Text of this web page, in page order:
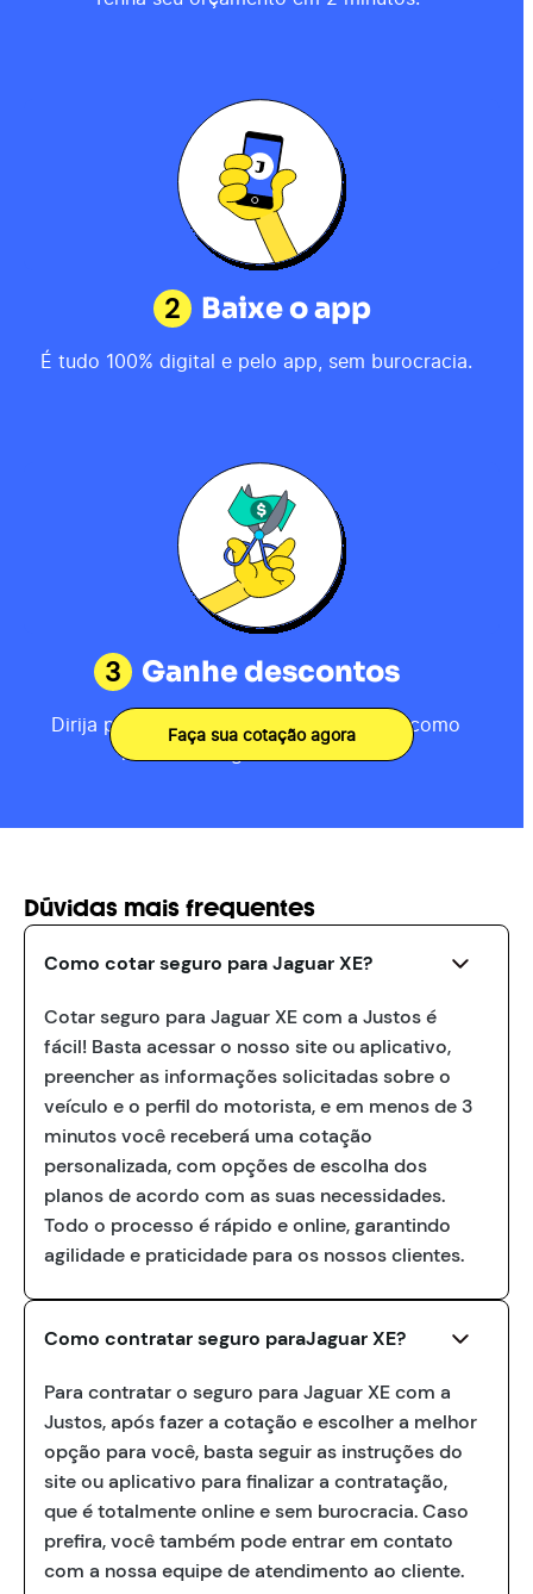
2 Baixe o app
É tudo 100% digital e pelo app, sem burocracia.
3 Ganhe descontos
Dirija por 80km, receba sua pontuação como
motorista e ganhe descontos.
Faça sua cotação agora
Dúvidas mais frequentes
Como cotar seguro para Jaguar XE?
Cotar seguro para Jaguar XE com a Justos é
fácil! Basta acessar o nosso site ou aplicativo,
preencher as informações solicitadas sobre o
veículo e o perfil do motorista, e em menos de 3
minutos você receberá uma cotação
personalizada, com opções de escolha dos
planos de acordo com as suas necessidades.
Todo o processo é rápido e online, garantindo
agilidade e praticidade para os nossos clientes.
Como contratar seguro paraJaguar XE?
Para contratar o seguro para Jaguar XE com a
Justos, após fazer a cotação e escolher a melhor
opção para você, basta seguir as instruções do
site ou aplicativo para finalizar a contratação,
que é totalmente online e sem burocracia. Caso
prefira, você também pode entrar em contato
com a nossa equipe de atendimento ao cliente.